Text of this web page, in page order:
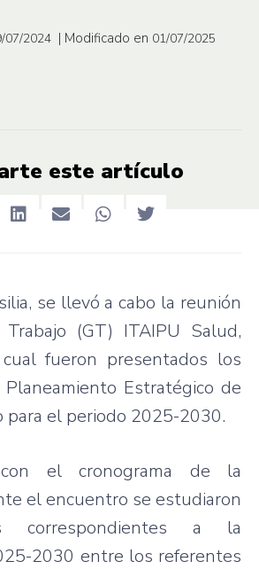
07/2024 | Modificado en 01/07/2025
este artículo
se llevó a cabo la reunión
(GT) ITAIPU Salud,
fueron presentados los
Estratégico de
para el periodo 2025-2030.
el cronograma de la
el encuentro se estudiaron
correspondientes a la
2030 entre los referentes